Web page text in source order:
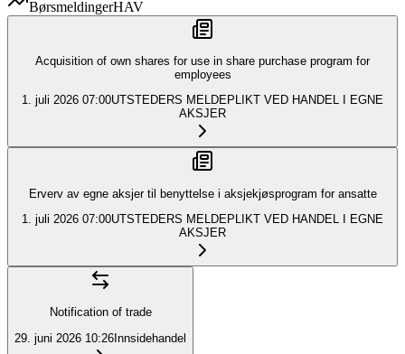
BørsmeldingerHAV
Acquisition of own shares for use in share purchase program for
employees
1. juli 2026 07:00UTSTEDERS MELDEPLIKT VED HANDEL I EGNE
AKSJER
Erverv av egne aksjer til benyttelse i aksjekjøsprogram for ansatte
1. juli 2026 07:00UTSTEDERS MELDEPLIKT VED HANDEL I EGNE
AKSJER
Notification of trade
29. juni 2026 10:26Innsidehandel